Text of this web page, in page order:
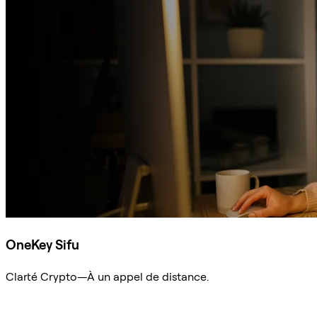
OneKey Sifu
Clarté Crypto—À un appel de distance.